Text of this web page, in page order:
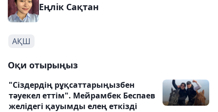
Еңлік Сақтан
АҚШ
Оқи отырыңыз
"Сіздердің рұқсаттарыңызбен
тәуекел еттім". Мейрамбек Беспаев
желідегі қауымды елең еткізді